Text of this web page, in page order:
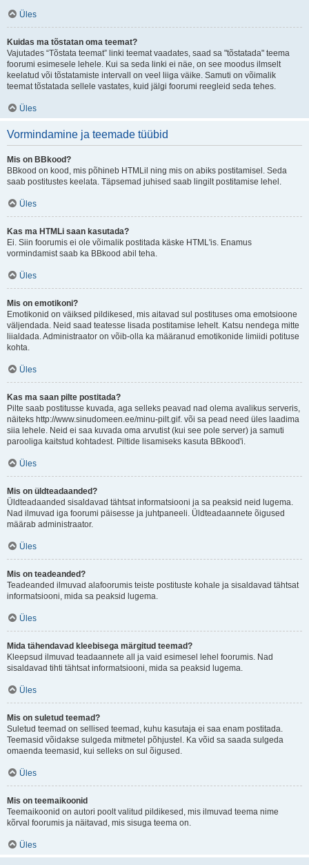
Üles
Kuidas ma tõstatan oma teemat?
Vajutades “Tõstata teemat” linki teemat vaadates, saad sa "tõstatada" teema
foorumi esimesele lehele. Kui sa seda linki ei näe, on see moodus ilmselt
keelatud või tõstatamiste intervall on veel liiga väike. Samuti on võimalik
teemat tõstatada sellele vastates, kuid jälgi foorumi reegleid seda tehes.
Üles
Vormindamine ja teemade tüübid
Mis on BBkood?
BBkood on kood, mis põhineb HTMLil ning mis on abiks postitamisel. Seda
saab postitustes keelata. Täpsemad juhised saab lingilt postitamise lehel.
Üles
Kas ma HTMLi saan kasutada?
Ei. Siin foorumis ei ole võimalik postitada käske HTML'is. Enamus
vormindamist saab ka BBkood abil teha.
Üles
Mis on emotikoni?
Emotikonid on väiksed pildikesed, mis aitavad sul postituses oma emotsioone
väljendada. Neid saad teatesse lisada postitamise lehelt. Katsu nendega mitte
liialdada. Administraator on võib-olla ka määranud emotikonide limiidi potituse
kohta.
Üles
Kas ma saan pilte postitada?
Pilte saab postitusse kuvada, aga selleks peavad nad olema avalikus serveris,
näiteks http://www.sinudomeen.ee/minu-pilt.gif. või sa pead need üles laadima
siia lehele. Neid ei saa kuvada oma arvutist (kui see pole server) ja samuti
parooliga kaitstud kohtadest. Piltide lisamiseks kasuta BBkood'i.
Üles
Mis on üldteadaanded?
Üldteadaanded sisaldavad tähtsat informatsiooni ja sa peaksid neid lugema.
Nad ilmuvad iga foorumi päisesse ja juhtpaneeli. Üldteadaannete õigused
määrab administraator.
Üles
Mis on teadeanded?
Teadeanded ilmuvad alafoorumis teiste postituste kohale ja sisaldavad tähtsat
informatsiooni, mida sa peaksid lugema.
Üles
Mida tähendavad kleebisega märgitud teemad?
Kleepsud ilmuvad teadaannete all ja vaid esimesel lehel foorumis. Nad
sisaldavad tihti tähtsat informatsiooni, mida sa peaksid lugema.
Üles
Mis on suletud teemad?
Suletud teemad on sellised teemad, kuhu kasutaja ei saa enam postitada.
Teemasid võidakse sulgeda mitmetel põhjustel. Ka võid sa saada sulgeda
omaenda teemasid, kui selleks on sul õigused.
Üles
Mis on teemaikoonid
Teemaikoonid on autori poolt valitud pildikesed, mis ilmuvad teema nime
kõrval foorumis ja näitavad, mis sisuga teema on.
Üles